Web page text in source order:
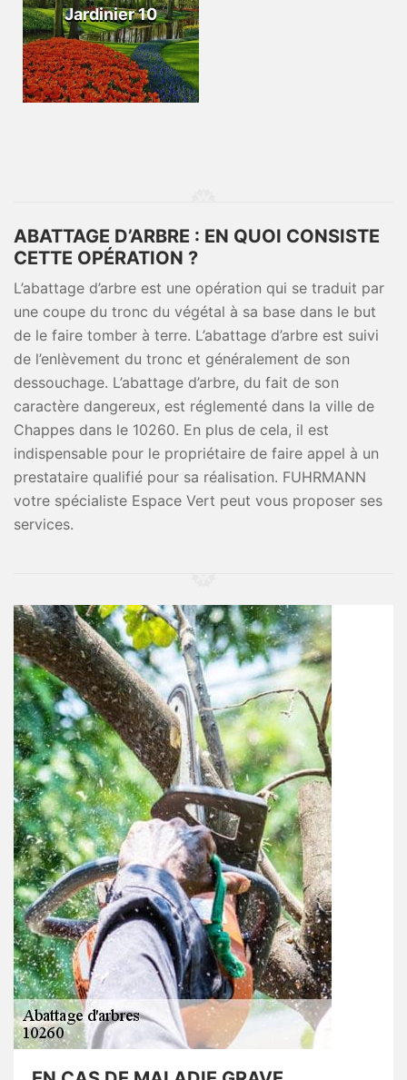
Jardinier 10
ABATTAGE D’ARBRE : EN QUOI CONSISTE
CETTE OPÉRATION ?
L’abattage d’arbre est une opération qui se traduit par
une coupe du tronc du végétal à sa base dans le but
de le faire tomber à terre. L’abattage d’arbre est suivi
de l’enlèvement du tronc et généralement de son
dessouchage. L’abattage d’arbre, du fait de son
caractère dangereux, est réglementé dans la ville de
Chappes dans le 10260. En plus de cela, il est
indispensable pour le propriétaire de faire appel à un
prestataire qualifié pour sa réalisation. FUHRMANN
votre spécialiste Espace Vert peut vous proposer ses
services.